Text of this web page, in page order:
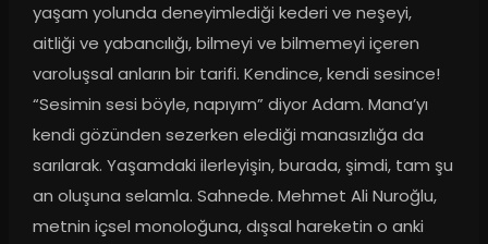
yaşam yolunda deneyimlediği kederi ve neşeyi,
aitliği ve yabancılığı, bilmeyi ve bilmemeyi içeren
varoluşsal anların bir tarifi. Kendince, kendi sesince!
“Sesimin sesi böyle, napıyım” diyor Adam. Mana’yı
kendi gözünden sezerken elediği manasızlığa da
sarılarak. Yaşamdaki ilerleyişin, burada, şimdi, tam şu
an oluşuna selamla. Sahnede. Mehmet Ali Nuroğlu,
metnin içsel monoloğuna, dışsal hareketin o anki